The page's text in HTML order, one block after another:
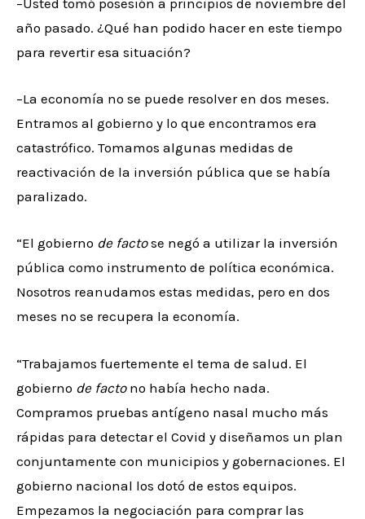
–Usted tomó posesión a principios de noviembre del
año pasado. ¿Qué han podido hacer en este tiempo
para revertir esa situación?
–La economía no se puede resolver en dos meses.
Entramos al gobierno y lo que encontramos era
catastrófico. Tomamos algunas medidas de
reactivación de la inversión pública que se había
paralizado.
“El gobierno de factose negó a utilizar la inversión
pública como instrumento de política económica.
Nosotros reanudamos estas medidas, pero en dos
meses no se recupera la economía.
“Trabajamos fuertemente el tema de salud. El
gobierno de factono había hecho nada.
Compramos pruebas antígeno nasal mucho más
rápidas para detectar el Covid y diseñamos un plan
conjuntamente con municipios y gobernaciones. El
gobierno nacional los dotó de estos equipos.
Empezamos la negociación para comprar las